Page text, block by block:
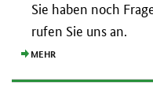
Sie haben noch
rufen Sie uns an.
MEHR